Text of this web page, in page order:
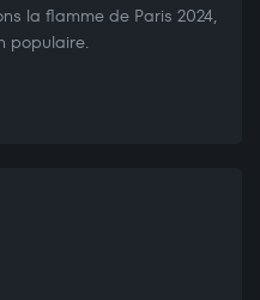
la flamme de Paris 2024,
populaire.